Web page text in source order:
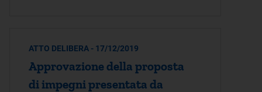
ATTO DELIBERA - 17/12/2019
Approvazione della proposta
di impegni presentata da